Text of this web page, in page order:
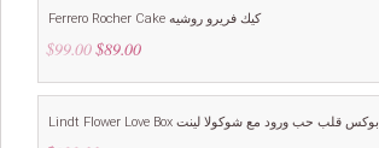
Ferrero Rocher Cake كيك فريرو روشيه
$99.00 Original
was:
$89.00Current
is:
Lindt Flower Love Box بوكس قلب حب ورود مع شوكولا لينت